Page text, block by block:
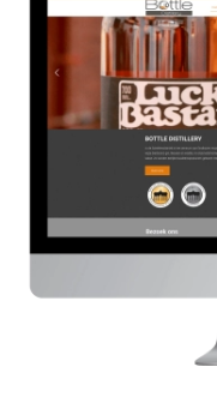
Bottle Distillery
HIER